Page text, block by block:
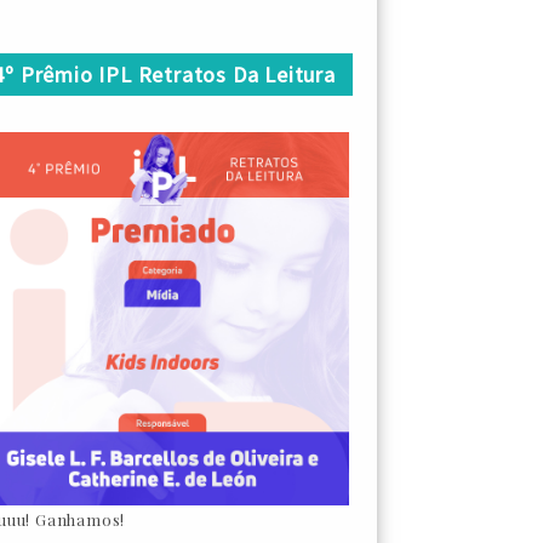
Prêmio IPL Retratos Da Leitura
Ganhamos!